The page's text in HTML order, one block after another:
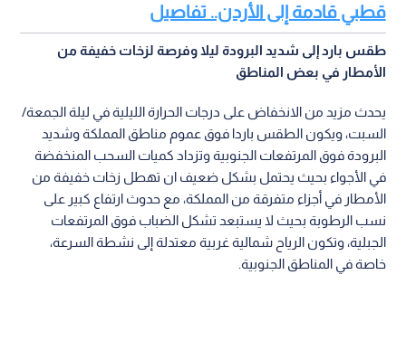
قطبي قادمة إلى الأردن.. تفاصيل
طقس بارد إلى شديد البرودة ليلا وفرصة لزخات خفيفة من
الأمطار في بعض المناطق
يحدث مزيد من الانخفاض على درجات الحرارة الليلية في ليلة الجمعة/
السبت، ويكون الطقس باردا فوق عموم مناطق المملكة وشديد
البرودة فوق المرتفعات الجنوبية وتزداد كميات السحب المنخفضة
في الأجواء بحيث يحتمل بشكل ضعيف ان تهطل زخات خفيفة من
الأمطار في أجزاء متفرقة من المملكة، مع حدوث ارتفاع كبير على
نسب الرطوبة بحيث لا يستبعد تشكل الضباب فوق المرتفعات
الجبلية، وتكون الرياح شمالية غربية معتدلة إلى نشطة السرعة،
خاصة في المناطق الجنوبية.